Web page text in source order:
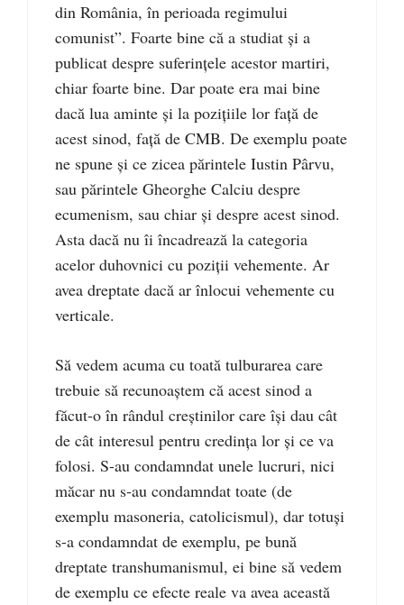
din România, în perioada regimului
comunist”. Foarte bine că a studiat și a
publicat despre suferințele acestor martiri,
chiar foarte bine. Dar poate era mai bine
dacă lua aminte și la pozițiile lor față de
acest sinod, față de CMB. De exemplu poate
ne spune și ce zicea părintele Iustin Pârvu,
sau părintele Gheorghe Calciu despre
ecumenism, sau chiar și despre acest sinod.
Asta dacă nu îi încadrează la categoria
acelor duhovnici cu poziții vehemente. Ar
avea dreptate dacă ar înlocui vehemente cu
verticale.
Să vedem acuma cu toată tulburarea care
trebuie să recunoaștem că acest sinod a
făcut-o în rândul creștinilor care își dau cât
de cât interesul pentru credința lor și ce va
folosi. S-au condamndat unele lucruri, nici
măcar nu s-au condamndat toate (de
exemplu masoneria, catolicismul), dar totuși
s-a condamndat de exemplu, pe bună
dreptate transhumanismul, ei bine să vedem
de exemplu ce efecte reale va avea această